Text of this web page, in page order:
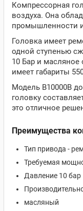
Компрессорная
воздуха. Она
промышленности и
Головка имеет
одной ступенью
10 Бар и масляное
имеет габариты
Модель B10000B
головку
это отличное
Преимущества
Тип привода -
Требуемая
Давление 10 бар
масляный